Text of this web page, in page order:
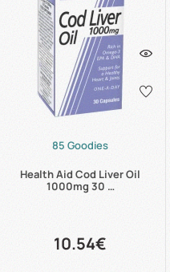
85 Goodies
Health Aid Cod Liver Oil
1000mg 30 …
10.54€